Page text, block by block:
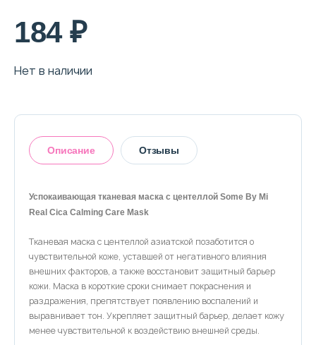
184 ₽
Нет в наличии
Описание Отзывы
Успокаивающая тканевая маска с центеллой Some By Mi
Real Cica Calming Care Mask
Тканевая маска с центеллой азиатской позаботится о
чувствительной коже, уставшей от негативного влияния
внешних факторов, а также восстановит защитный барьер
кожи. Маска в короткие сроки снимает покраснения и
раздражения, препятствует появлению воспалений и
выравнивает тон. Укрепляет защитный барьер, делает кожу
менее чувствительной к воздействию внешней среды.